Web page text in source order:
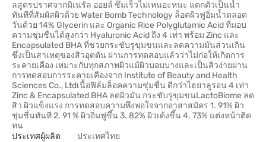
ลสูตรปราศจากมิเนรัล ออยล์ ซึมเร็วไม่เหนอะหนะ แตกตัวเป็นน้ำ
ทันทีที่สัมผัสผิวด้วย Water Bomb Technology ล็อคผิวฟูอิ่มน้ำตลอด
วันด้วย 14% Glycerin และ Organic Rice Polyglutamic Acid ที่มอบ
ความชุ่มชื่นได้สูงกว่า Hyaluronic Acid ถึง 4 เท่า พร้อม Zinc และ
Encapsulated BHA ที่ช่วยกระชับรูขุมขนและลดความมันส่วนเกิน
ซึ่งเป็นสาเหตุของสิวอุดตัน ผ่านการทดสอบแล้วว่าไม่ก่อให้เกิดการ
ระคายเคือง เหมาะกับทุกสภาพผิวแม้ผิวบอบบางและเป็นสิวง่ายผ่าน
การทดสอบการระคายเคืองจาก Institute of Beauty and Health
Sciences Co., Ltdเนื้อฟิล์มล็อคความชุ่มชื่น ดีกว่าไฮยาลูรอน 4 เท่า
Zinc & Encapsulated BHA ลดผิวมัน กระชับรูขุมขนLactoBiome ลด
สิว ผิวแข็งแรง การทดสอบความพึงพอใจจากอาสาสมัคร 1. 91% ผิว
ชุ่มชื่นทันที 2. 91 % ผิวอิ่มฟูขึ้น 3. 82% ผิวเด้งขึ้น 4. 73% แต่งหน้าติด
ทน
ประเทศผู้ผลิต
ประเทศไทย